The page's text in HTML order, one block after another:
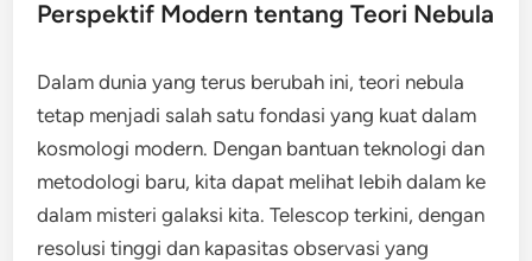
Perspektif Modern tentang Teori Nebula
Dalam dunia yang terus berubah ini, teori nebula
tetap menjadi salah satu fondasi yang kuat dalam
kosmologi modern. Dengan bantuan teknologi dan
metodologi baru, kita dapat melihat lebih dalam ke
dalam misteri galaksi kita. Telescop terkini, dengan
resolusi tinggi dan kapasitas observasi yang